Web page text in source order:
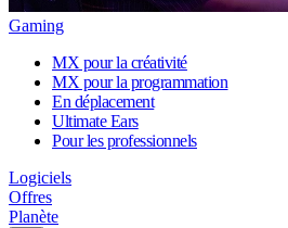
Gaming
MX pour la créativité
MX pour la programmation
En déplacement
Ultimate Ears
Pour les professionnels
Logiciels
Offres
Planète